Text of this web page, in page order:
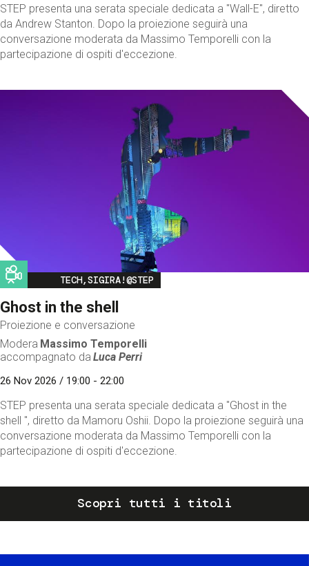
STEP presenta una serata speciale dedicata a "Wall-E", diretto
da Andrew Stanton. Dopo la proiezione seguirà una
conversazione moderata da Massimo Temporelli con la
partecipazione di ospiti d'eccezione.
Image
TECH,SIGIRA!@STEP
Ghost in the shell
Proiezione e conversazione
Modera Massimo Temporelli
accompagnato da Luca Perri
26 Nov 2026 / 19:00 - 22:00
STEP presenta una serata speciale dedicata a "Ghost in the
shell ", diretto da Mamoru Oshii. Dopo la proiezione seguirà una
conversazione moderata da Massimo Temporelli con la
partecipazione di ospiti d'eccezione.
Scopri tutti i titoli